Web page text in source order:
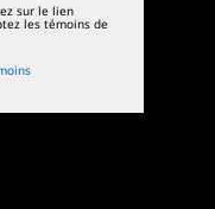
sur le lien
les témoins de